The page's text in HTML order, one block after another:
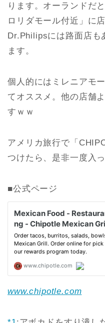
ります。オーランドだ
ロリダモール付近」に
Dr.Philipsには路面店も
ます。
個人的にはミレニアモ
てオススメ。他の店舗
すｗｗ
アメリカ旅行で「
つけたら、是非一度入
■公式ページ
www.chipotle.com